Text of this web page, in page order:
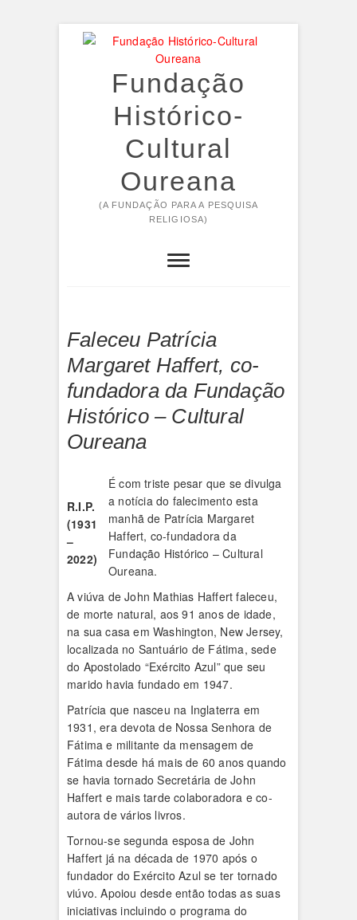
Fundação
Histórico-
Cultural
Oureana
(A FUNDAÇÃO PARA A PESQUISA
RELIGIOSA)
Faleceu Patrícia
Margaret Haffert, co-
fundadora da Fundação
Histórico – Cultural
Oureana
R.I.P.
(1931
–
2022)
É com triste pesar que se divulga
a notícia do falecimento esta
manhã de Patrícia Margaret
Haffert, co-fundadora da
Fundação Histórico – Cultural
Oureana.
A viúva de John Mathias Haffert faleceu,
de morte natural, aos 91 anos de idade,
na sua casa em Washington, New Jersey,
localizada no Santuário de Fátima, sede
do Apostolado “Exército Azul” que seu
marido havia fundado em 1947.
Patrícia que nasceu na Inglaterra em
1931, era devota de Nossa Senhora de
Fátima e militante da mensagem de
Fátima desde há mais de 60 anos quando
se havia tornado Secretária de John
Haffert e mais tarde colaboradora e co-
autora de vários livros.
Tornou-se segunda esposa de John
Haffert já na década de 1970 após o
fundador do Exército Azul se ter tornado
viúvo. Apoiou desde então todas as suas
iniciativas incluindo o programa do